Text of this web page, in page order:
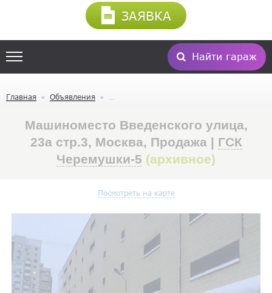
Найти гараж
ЗАЯВКА
Главная Объявления
Машиноместо Введенского улица,
23а стр.3, Москва, Продажа | ГСК
Черемушки-5 (архивное)
Посмотреть на карте